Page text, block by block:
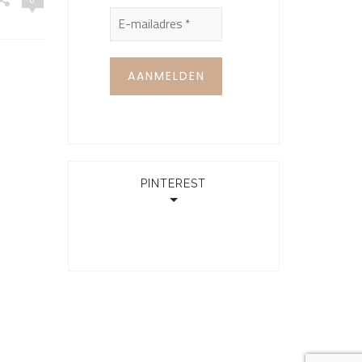
PINTEREST